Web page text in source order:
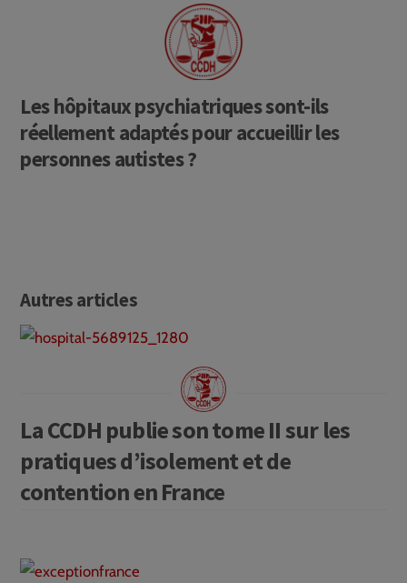
Les hôpitaux psychiatriques sont-ils
réellement adaptés pour accueillir les
personnes autistes ?
Autres articles
La CCDH publie son tome II sur les
pratiques d’isolement et de
contention en France